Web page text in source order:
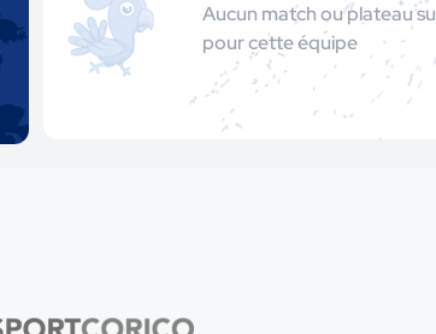
Aucun match ou plateau
pour cette équipe